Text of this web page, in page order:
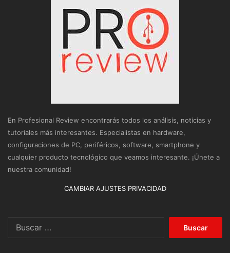
En Profesional Review encontrarás todos los análisis, noticias y
tutoriales más interesantes. Especialistas en hardware,
configuraciones de PC, periféricos, software, smartphone y
cualquier producto tecnológico que veamos interesante. ¡Únete a
nuestra comunidad!
CAMBIAR AJUSTES PRIVACIDAD